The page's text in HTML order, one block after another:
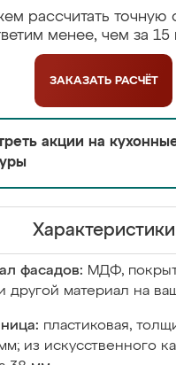
рассчитать точную
менее, чем за 15
ЗАКАЗАТЬ РАСЧЁТ
акции на
Характеристики
фасадов: МДФ,
другой материал на
пластиковая,
из искусственного